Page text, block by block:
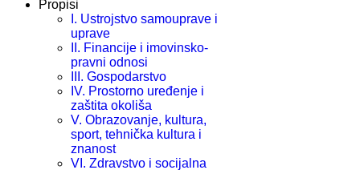
Propisi
I. Ustrojstvo samouprave i
uprave
II. Financije i imovinsko-
pravni odnosi
III. Gospodarstvo
IV. Prostorno uređenje i
zaštita okoliša
V. Obrazovanje, kultura,
sport, tehnička kultura i
znanost
VI. Zdravstvo i socijalna